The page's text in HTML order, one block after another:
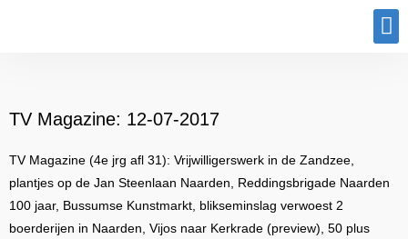
TV Magazine: 12-07-2017
TV Magazine (4e jrg afl 31): Vrijwilligerswerk in de Zandzee,
plantjes op de Jan Steenlaan Naarden, Reddingsbrigade Naarden
100 jaar, Bussumse Kunstmarkt, blikseminslag verwoest 2
boerderijen in Naarden, Vijos naar Kerkrade (preview), 50 plus